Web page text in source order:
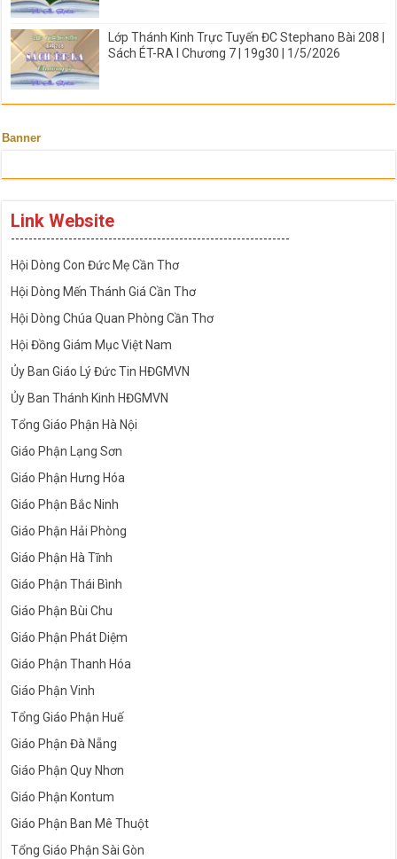
Lớp Thánh Kinh Trực Tuyến ĐC Stephano Bài 208 |
Sách ÉT-RA I Chương 7 | 19g30 | 1/5/2026
Banner
Link Website
---------------------------------------------------------------
Hội Dòng Con Đức Mẹ Cần Thơ
Hội Dòng Mến Thánh Giá Cần Thơ
Hội Dòng Chúa Quan Phòng Cần Thơ
Hội Đồng Giám Mục Việt Nam
Ủy Ban Giáo Lý Đức Tin HĐGMVN
Ủy Ban Thánh Kinh HĐGMVN
Tổng Giáo Phận Hà Nội
Giáo Phận Lạng Sơn
Giáo Phận Hưng Hóa
Giáo Phận Bắc Ninh
Giáo Phận Hải Phòng
Giáo Phận Hà Tĩnh
Giáo Phận Thái Bình
Giáo Phận Bùi Chu
Giáo Phận Phát Diệm
Giáo Phận Thanh Hóa
Giáo Phận Vinh
Tổng Giáo Phận Huế
Giáo Phận Đà Nẵng
Giáo Phận Quy Nhơn
Giáo Phận Kontum
Giáo Phận Ban Mê Thuột
Tổng Giáo Phận Sài Gòn